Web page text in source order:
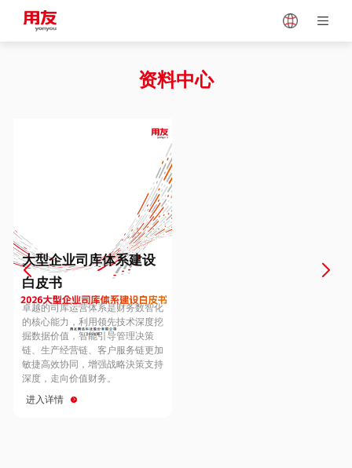
Vietnam
Europe
Hungary
Hong Kong
资料中心
大型企业司库体系建设
白皮书
卓越的司库运营体系是财务数智化
的核心能力，利用领先技术深度挖
掘数据价值，智能引导管理决策
链、生产经营链、客户服务链更加
敏捷高效协同，增强战略決策支持
深度，走向价值财务。
进入详情